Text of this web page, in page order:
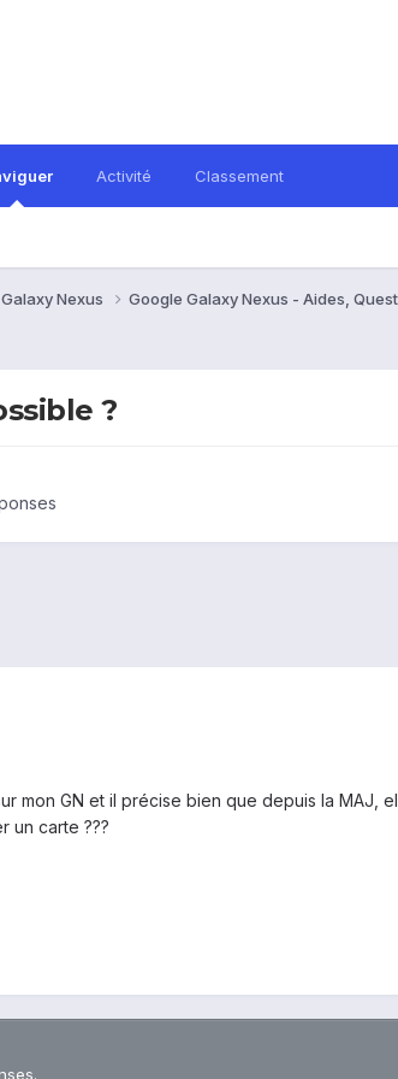
Activité Classement
Nexus
Google Galaxy Nexus - Aides,
?
GN et il précise bien que depuis la MAJ,
un carte ???